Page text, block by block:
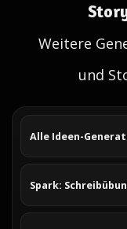
Weitere
und
Alle Ideen-
Spark: